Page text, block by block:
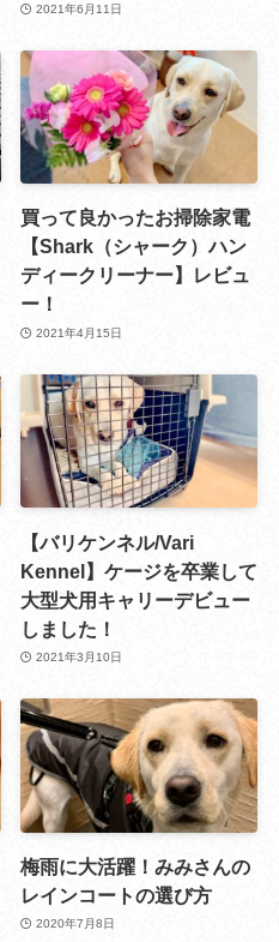
2021年6月11日
買って良かったお掃除家電
【Shark（シャーク）ハン
ディークリーナー】レビュ
ー！
2021年4月15日
【バリケンネル/Vari
Kennel】ケージを卒業して
大型犬用キャリーデビュー
しました！
2021年3月10日
梅雨に大活躍！みみさんの
レインコートの選び方
2020年7月8日